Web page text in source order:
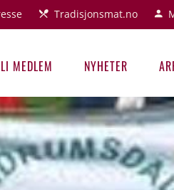
Tradisjonsmat.no
MEDLEM NYHETER